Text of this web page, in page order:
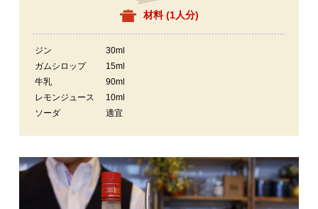
材料 (1人分)
ジン
30ml
ガムシロップ
15ml
牛乳
90ml
レモンジュース
10ml
ソーダ
適宜